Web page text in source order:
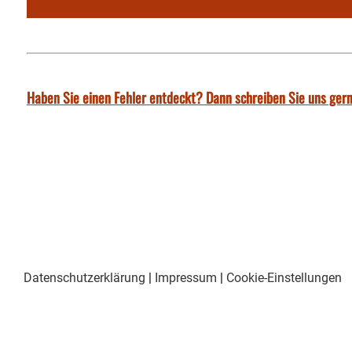
Haben Sie einen Fehler entdeckt? Dann schreiben Sie uns
Datenschutzerklärung | Impressum | Cookie-Einstellungen